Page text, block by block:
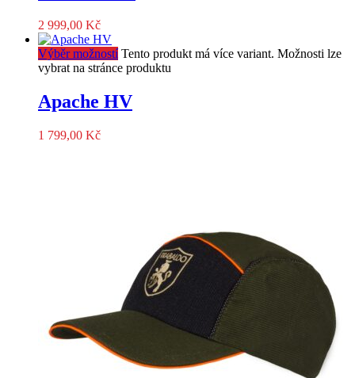
2 999,00 Kč
Výběr možností Tento produkt má více variant. Možnosti lze
vybrat na stránce produktu
Apache HV
1 799,00 Kč